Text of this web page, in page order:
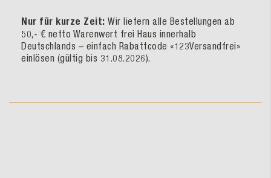
Nur für kurze Zeit: Wir liefern alle Bestellungen ab
50,- € netto Warenwert frei Haus innerhalb
Deutschlands – einfach Rabattcode «123Versandfrei»
einlösen (gültig bis 31.08.2026).